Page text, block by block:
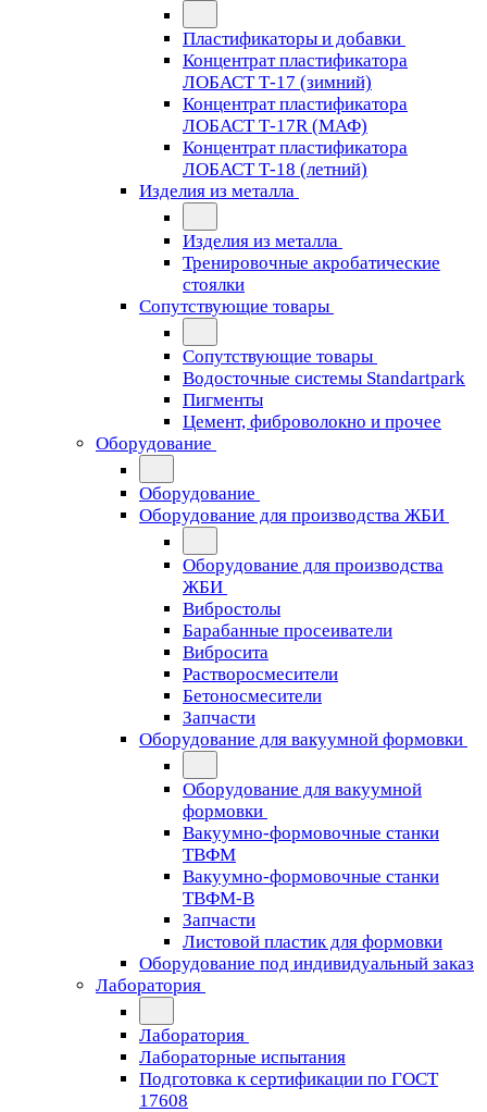
Пластификаторы и добавки
Концентрат пластификатора
ЛОБАСТ Т-17 (зимний)
Концентрат пластификатора
ЛОБАСТ Т-17R (МАФ)
Концентрат пластификатора
ЛОБАСТ Т-18 (летний)
Изделия из металла
Изделия из металла
Тренировочные акробатические
стоялки
Сопутствующие товары
Сопутствующие товары
Водосточные системы Standartpark
Пигменты
Цемент, фиброволокно и прочее
Оборудование
Оборудование
Оборудование для производства ЖБИ
Оборудование для производства
ЖБИ
Вибростолы
Барабанные просеиватели
Вибросита
Растворосмесители
Бетоносмесители
Запчасти
Оборудование для вакуумной формовки
Оборудование для вакуумной
формовки
Вакуумно-формовочные станки
ТВФМ
Вакуумно-формовочные станки
ТВФМ-В
Запчасти
Листовой пластик для формовки
Оборудование под индивидуальный заказ
Лаборатория
Лаборатория
Лабораторные испытания
Подготовка к сертификации по ГОСТ
17608